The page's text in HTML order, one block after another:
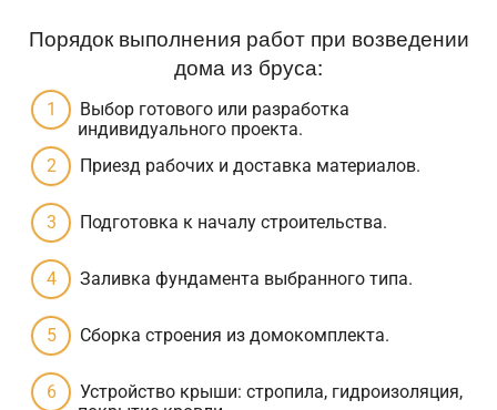
Порядок выполнения работ при возведении
дома из бруса:
Выбор готового или разработка
индивидуального проекта.
Приезд рабочих и доставка материалов.
Подготовка к началу строительства.
Заливка фундамента выбранного типа.
Сборка строения из домокомплекта.
Устройство крыши: стропила, гидроизоляция,